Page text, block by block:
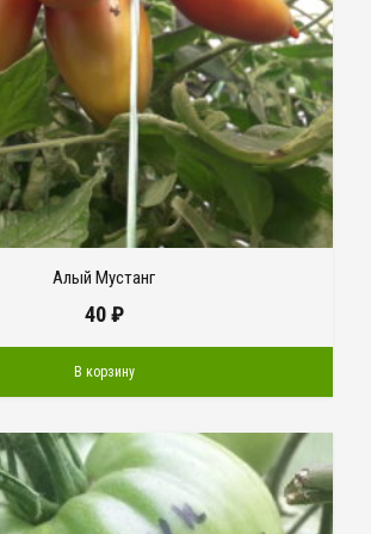
Алый Мустанг
40₽
В корзину